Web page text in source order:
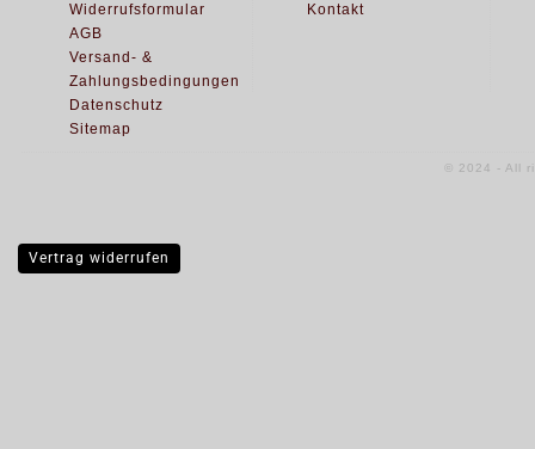
Widerrufsformular
AGB
Versand- &
Zahlungsbedingungen
Datenschutz
Sitemap
Kontakt
© 2024 - All
Vertrag widerrufen